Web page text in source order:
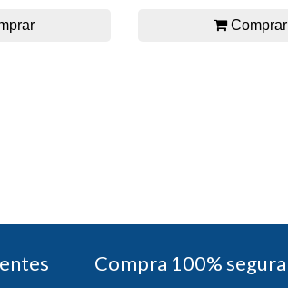
Comprar
Compra 100% segura